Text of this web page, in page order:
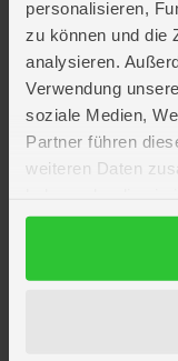
personalisieren,
zu können und die
analysieren.
Verwendung
soziale Medien,
Partner führen
weiteren Daten
gesammelt haben.
Kein
Zum